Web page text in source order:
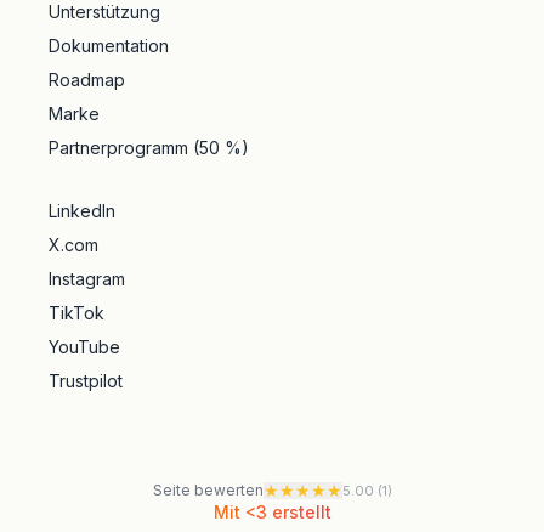
Unterstützung
Dokumentation
Roadmap
Marke
Partnerprogramm (50 %)
LinkedIn
X.com
Instagram
TikTok
YouTube
Trustpilot
Seite bewerten★★★★★ 5.00 (1)
Mit <3 erstellt